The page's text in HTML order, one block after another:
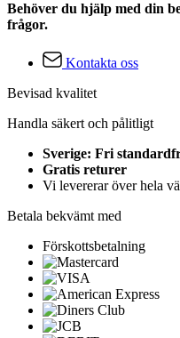
Behöver du hjälp med din
frågor.
Kontakta oss
Bevisad kvalitet
Handla säkert och pålitligt
Sverige: Fri
Gratis returer
Vi levererar över hela
Betala bekvämt med
Förskottsbetalning